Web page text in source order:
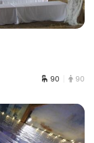
90 90